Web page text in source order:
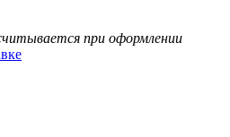
при оформлении